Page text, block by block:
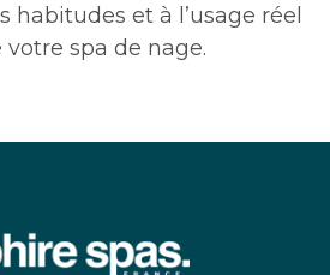
habitudes et à l’usage réel
spa de nage.